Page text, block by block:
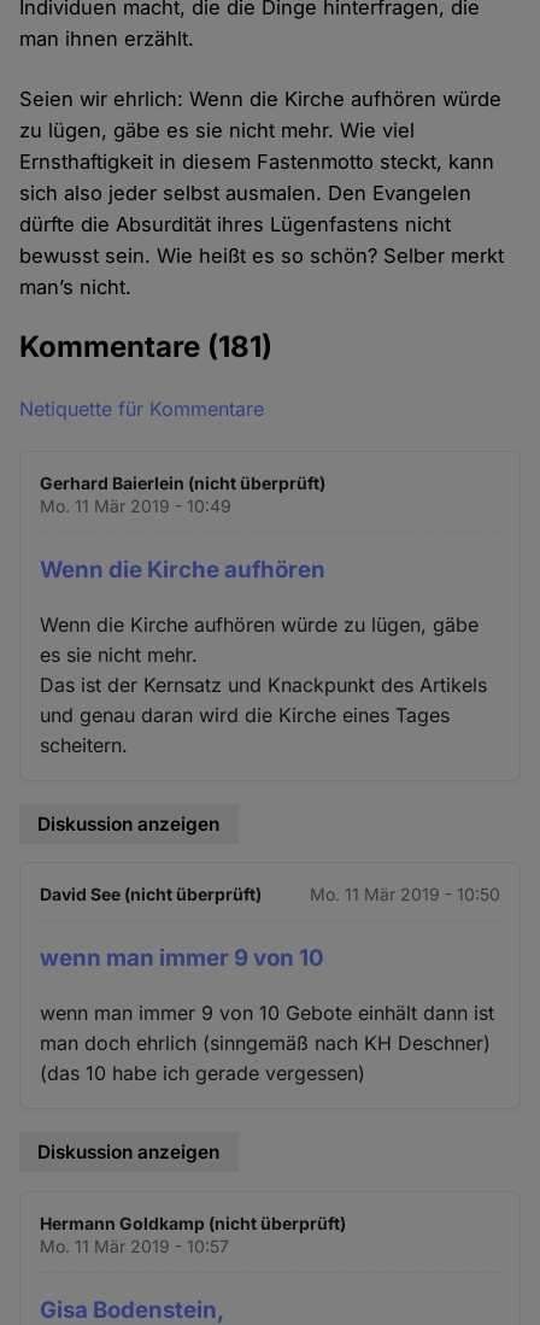
Individuen macht, die die Dinge hinterfragen, die
man ihnen erzählt.
Seien wir ehrlich: Wenn die Kirche aufhören würde
zu lügen, gäbe es sie nicht mehr. Wie viel
Ernsthaftigkeit in diesem Fastenmotto steckt, kann
sich also jeder selbst ausmalen. Den Evangelen
dürfte die Absurdität ihres Lügenfastens nicht
bewusst sein. Wie heißt es so schön? Selber merkt
man’s nicht.
Kommentare (181)
Netiquette für Kommentare
Gerhard Baierlein (nicht überprüft)
Mo. 11 Mär 2019 - 10:49
Wenn die Kirche aufhören
Wenn die Kirche aufhören würde zu lügen, gäbe
es sie nicht mehr.
Das ist der Kernsatz und Knackpunkt des Artikels
und genau daran wird die Kirche eines Tages
scheitern.
Diskussion anzeigen
David See (nicht überprüft) Mo. 11 Mär 2019 - 10:50
wenn man immer 9 von 10
wenn man immer 9 von 10 Gebote einhält dann ist
man doch ehrlich (sinngemäß nach KH Deschner)
(das 10 habe ich gerade vergessen)
Diskussion anzeigen
Hermann Goldkamp (nicht überprüft)
Mo. 11 Mär 2019 - 10:57
Gisa Bodenstein,